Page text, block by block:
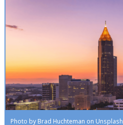
Photo by Brad Huchteman on Unsplash